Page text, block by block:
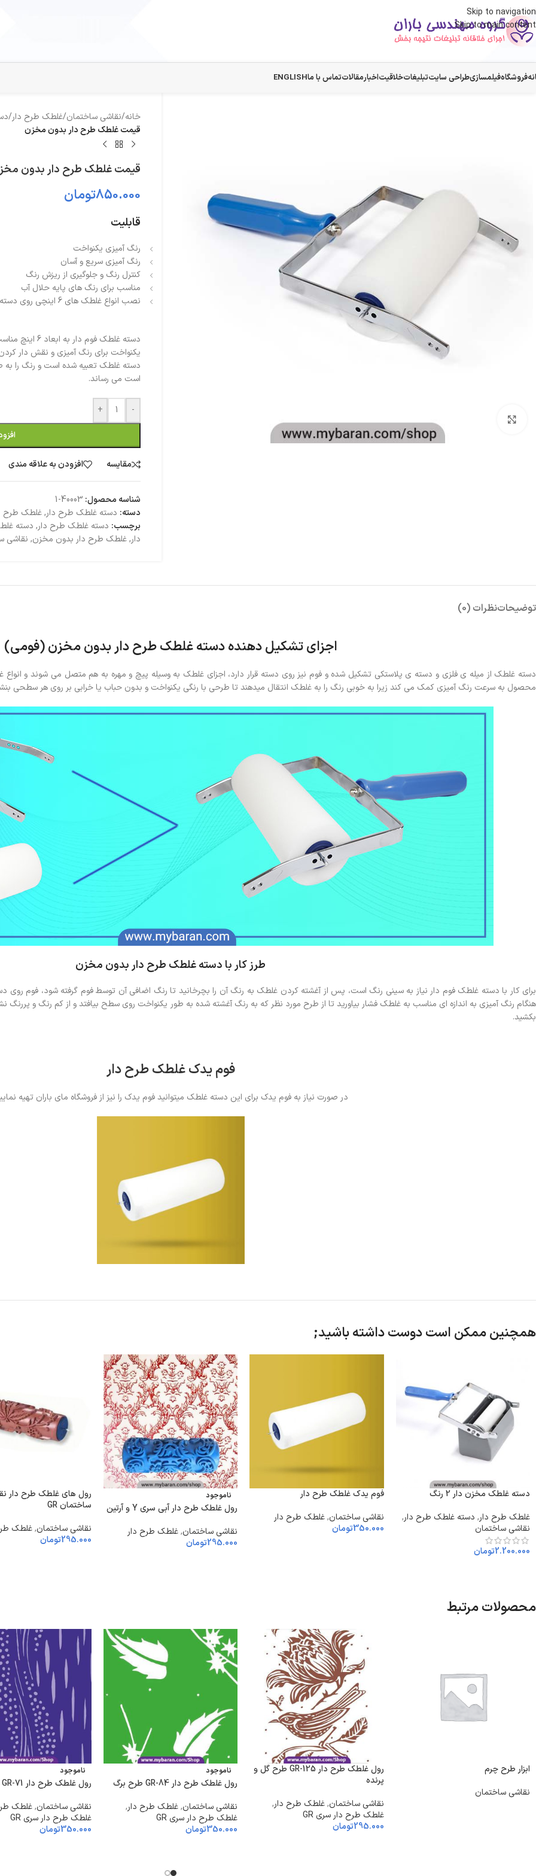
Skip to navigation
Skip to main content
فروشگاهفیلمسازیطراحی سایتتبلیغاتخلاقیتاخبارمقالاتتماس با ماENGLISH
خانه/نقاشی ساختمان/غلطک طرح دار/
قیمت غلطک طرح دار بدون مخزن
قیمت غلطک طرح دار بدون
850.000تومان
قابلیت
رنگ آمیزی یکنواخت
رنگ آمیزی سریع و آسان
کنترل رنگ و جلوگیری از ریزش رنگ
مناسب برای رنگ های پایه حلال آب
نصب انواع غلطک های 6 اینچی روی دسته (15 سانتی)
دسته غلطک فوم
یکنواخت برای رنگ آمیزی و نقش دار
دسته غلطک تعبیه شده است و رنگ را
است می رساند.
-
+
مقایسه افزودن به علاقه مندی
شناسه محصول: 40003-1
دسته: دسته غلطک طرح دار,غلطک طرح
برچسب: دسته غلطک طرح دار, دسته
دار,غلطک طرح دار بدون مخزن, نقاشی
توضیحاتنظرات (0)
اجزای تشکیل دهنده دسته غلطک طرح دار بدون مخزن (فومی)
محصول به سرعت رنگ آمیزی کمک می کند زیرا به خوبی رنگ را به غلطک انتقال میدهند تا طرحی با رنگی یکنواخت و بدون حباب یا خرابی بر روی هر سطحی
طرز کار با دسته غلطک طرح دار بدون مخزن
برای کار با دسته غلطک فوم دار نیاز به سینی رنگ است، پس از آغشته کردن غلطک به رنگ آن را بچرخانید تا رنگ اضافی آن توسط فوم گرفته شود، فوم روی
هنگام رنگ آمیزی به اندازه ای مناسب به غلطک فشار بیاورید تا از طرح مورد نظر که به رنگ آغشته شده به طور یکنواخت روی سطح بیافتد و از کم رنگ و پررنگ
بکشید.
فوم یدک غلطک طرح دار
در صورت نیاز به فوم یدک برای این دسته غلطک میتوانید فوم یدک را نیز از فروشگاه مای باران تهیه
همچنین ممکن است دوست داشته باشید;
دسته غلطک مخزن دار 2 رنگ
غلطک طرح دار, دسته غلطک طرح دار,
نقاشی ساختمان
2.200.000تومان
فوم یدک غلطک طرح دار
نقاشی ساختمان, غلطک طرح دار
350.000تومان
ناموجود
رول غلطک طرح دار آبی سری Y و آرتین
نقاشی ساختمان, غلطک طرح دار
295.000تومان
رول های غلطک طرح دار
ساختمان GR
نقاشی ساختمان,غلطک
295.000تومان
محصولات مرتبط
ابزار طرح چرم
نقاشی ساختمان
رول غلطک طرح دار GR-125 طرح گل و
پرنده
نقاشی ساختمان, غلطک طرح دار,
غلطک طرح دار سری GR
295.000تومان
ناموجود
رول غلطک طرح دار GR-84 طرح برگ
نقاشی ساختمان, غلطک طرح دار,
غلطک طرح دار سری GR
350.000تومان
ناموجود
رول غلطک طرح دار GR-71 طرح فانتزی
نقاشی ساختمان,غلطک
غلطک طرح دار سری GR
350.000تومان